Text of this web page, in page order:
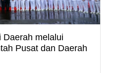
Daerah melalui
Pusat dan Daerah